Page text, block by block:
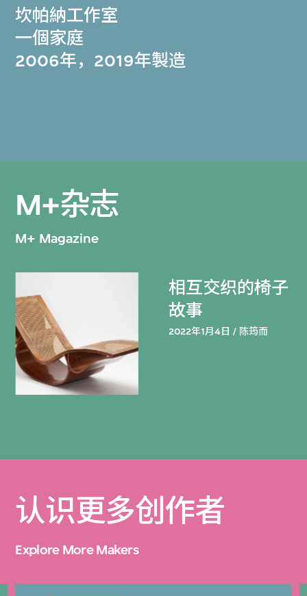
坎帕納工作室
一個家庭
2006年，2019年製造
M+杂志
M+ Magazine
相互交织的椅子
故事
2022年1月4日 / 陈筠而
认识更多创作者
Explore More Makers